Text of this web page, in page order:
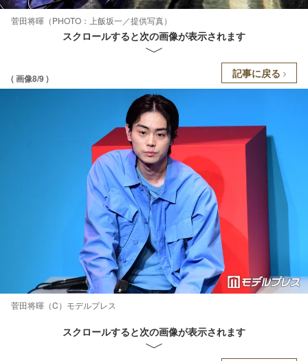
菅田将暉（PHOTO：上飯坂一／提供写真）
スクロールすると次の画像が表示されます
( 画像8/9 ) 記事に戻る
菅田将暉（C）モデルプレス
スクロールすると次の画像が表示されます